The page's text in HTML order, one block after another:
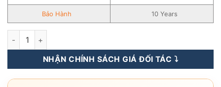
Bảo Hành 10 Years
Pin Lưu Trữ Điện Lithium Pylontech 24.86KWH - Force-H1-
NHẬN CHÍNH SÁCH GIÁ ĐỐI TÁC ⤵️